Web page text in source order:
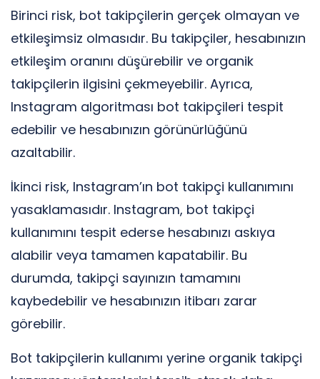
Birinci risk, bot takipçilerin gerçek olmayan ve
etkileşimsiz olmasıdır. Bu takipçiler, hesabınızın
etkileşim oranını düşürebilir ve organik
takipçilerin ilgisini çekmeyebilir. Ayrıca,
Instagram algoritması bot takipçileri tespit
edebilir ve hesabınızın görünürlüğünü
azaltabilir.
İkinci risk, Instagram’ın bot takipçi kullanımını
yasaklamasıdır. Instagram, bot takipçi
kullanımını tespit ederse hesabınızı askıya
alabilir veya tamamen kapatabilir. Bu
durumda, takipçi sayınızın tamamını
kaybedebilir ve hesabınızın itibarı zarar
görebilir.
Bot takipçilerin kullanımı yerine organik takipçi